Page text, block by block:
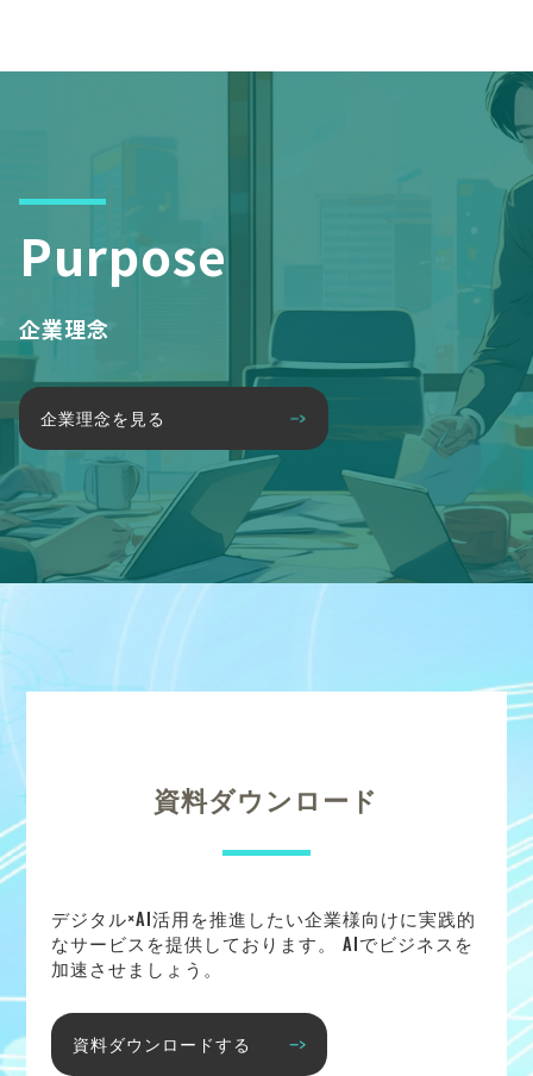
Purpose
企業理念
企業理念を見る
資料ダウンロード
デジタル×AI活用を推進したい企業様向けに実践的
なサービスを提供しております。 AIでビジネスを
加速させましょう。
資料ダウンロードする